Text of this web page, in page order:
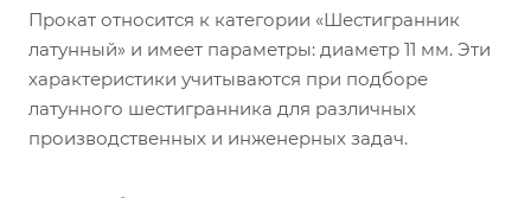
Прокат относится к категории «Шестигранник
латунный» и имеет параметры: диаметр 11 мм. Эти
характеристики учитываются при подборе
латунного шестигранника для различных
производственных и инженерных задач.